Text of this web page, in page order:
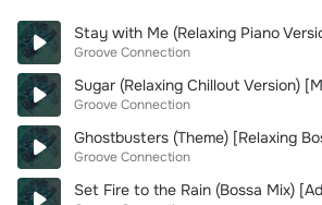
Groove Connection
Groove Connection
Groove Connection
Set Fire to the Rain (Bossa Mix)